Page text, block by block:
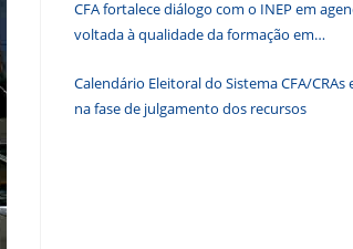
CFA fortalece diálogo com o INEP em
voltada à qualidade da formação em
Calendário Eleitoral do Sistema CFA/CRAs
na fase de julgamento dos recursos